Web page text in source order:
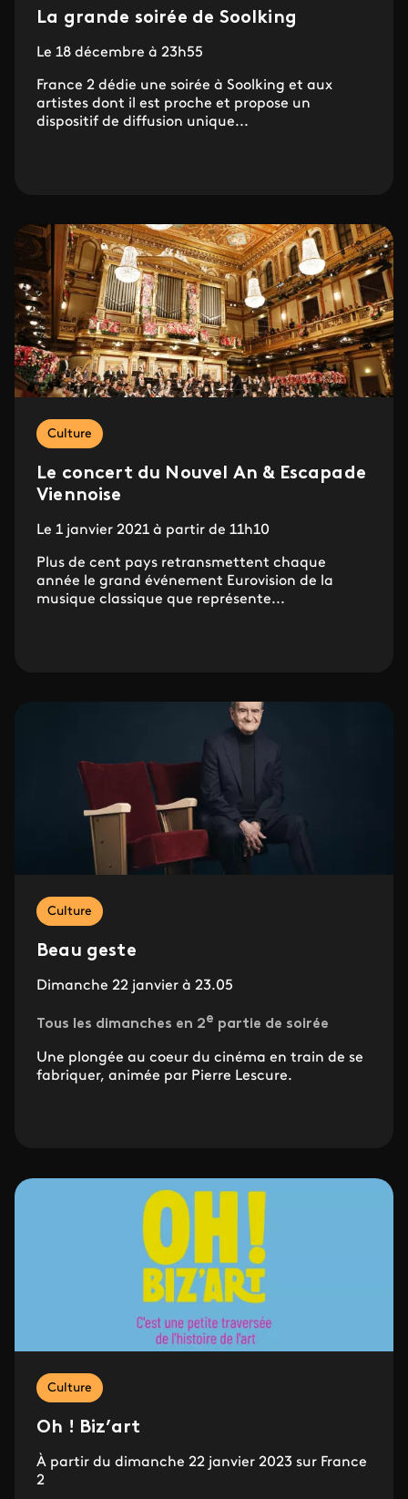
La grande soirée de Soolking
Le 18 décembre à 23h55
France 2 dédie une soirée à Soolking et aux
artistes dont il est proche et propose un
dispositif de diffusion unique...
Culture
Le concert du Nouvel An & Escapade
Viennoise
Le 1 janvier 2021 à partir de 11h10
Plus de cent pays retransmettent chaque
année le grand événement Eurovision de la
musique classique que représente...
Culture
Beau geste
Dimanche 22 janvier à 23.05
Tous les dimanches en 2e partie de soirée
Une plongée au coeur du cinéma en train de se
fabriquer, animée par Pierre Lescure.
Culture
Oh ! Biz’art
À partir du dimanche 22 janvier 2023 sur France
2